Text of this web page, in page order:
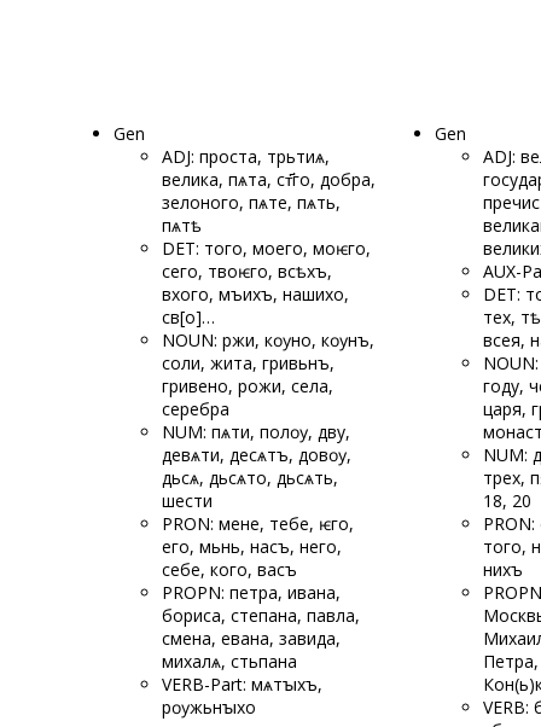
Gen
ADJ: проста, трьтиѧ,
велика, пѧта, ст҃го, добра,
зелоного, пѧте, пѧть,
пѧтѣ
DET: того, моего, моѥго,
сего, твоѥго, всѣхъ,
вхого, мъихъ, нашихо,
св[о]…
NOUN: ржи, кѹно, кѹнъ,
соли, жита, гривьнъ,
гривено, рожи, села,
серебра
NUM: пѧти, полѹ, дву,
девѧти, десѧтъ, довѹ,
дьсѧ, дьсѧто, дьсѧть,
шести
PRON: мене, тебе, ѥго,
его, мьнь, насъ, него,
себе, кого, васъ
PROPN: петра, ивана,
бориса, степана, павла,
смена, евана, завида,
михалѧ, стьпана
VERB-Part: мѧтꙑхъ,
рѹжьнꙑхо
Gen
ADJ:
AUX-
DET:
тех,
всея,
году,
царя,
NUM:
трех,
18, 20
того,
нихъ
VERB: